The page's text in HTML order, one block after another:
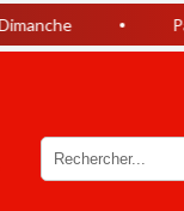
Parking Gratuit